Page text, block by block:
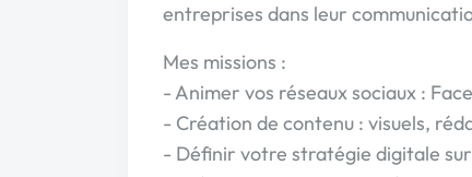
entreprises dans leur
Mes missions :
- Animer vos réseaux sociaux :
- Création de contenu : visuels,
- Définir votre stratégie digitale